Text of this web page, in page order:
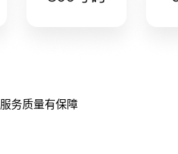
服务质量有保障